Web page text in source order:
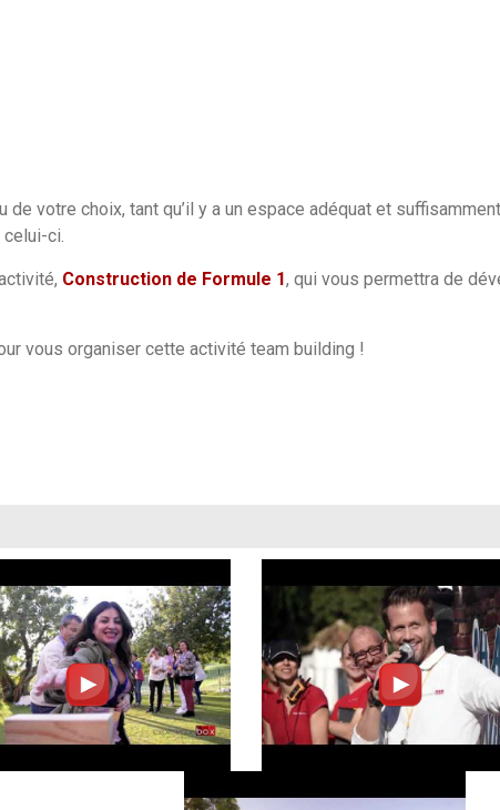
votre choix, tant qu’il y a un espace adéquat et
ci.
Construction de Formule 1, qui vous permettra de
vous organiser cette activité team building !